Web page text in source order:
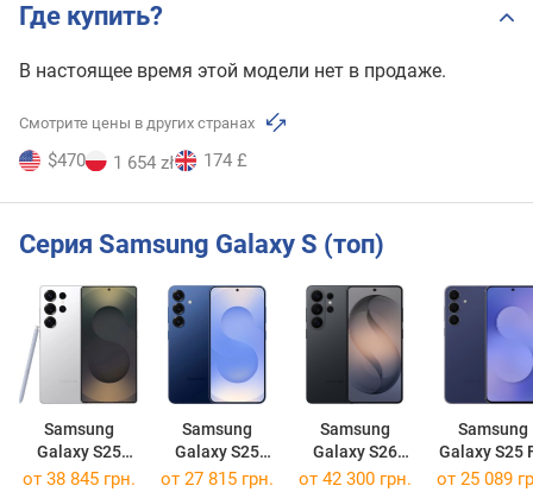
Где купить?
В настоящее время этой модели нет в продаже.
Смотрите цены в других странах
$470 1 654 zł 174 £
Серия Samsung Galaxy S (топ)
Samsung
Galaxy S25
Ultra 256GB
Samsung
Galaxy S25
256GB
Samsung
Galaxy S26
Ultra 256GB
Samsung
Galaxy S25
256GB
от 38 845 грн. от 27 815 грн. от 42 300 грн. от 25 089